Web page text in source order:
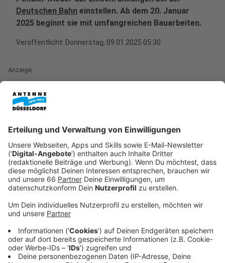
Deutschen Bahn einstellen. Ab dem 20. Januar
2025 beginnt sie mit umfangreichen Bauarbeiten.
Veröffentlicht: Donnerstag, 09.01.2025 05:30
Anzeige
Unter anderem geht es beim Neubau der S-Bahn-
Gebäudes hatte die Bahn schon im letzten Jahr
begonnen. Jetzt sollen die Betonstützen zwischen
den Gleisen verstärkt werden. Weil das
Bahnhofsgebäude oberhalb der Bahnstrecke liegt,
müssen einige Gleise gesperrt werden.
Weitere Baustellen und Alternativen
Anzeige